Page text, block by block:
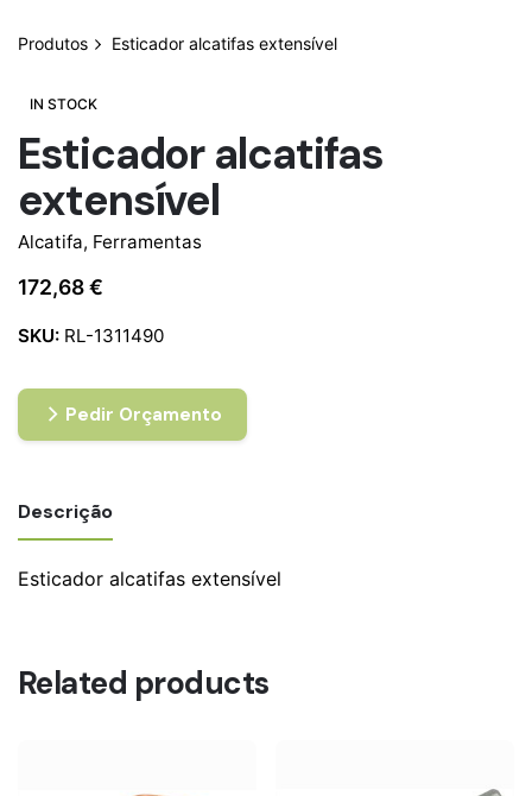
Produtos Esticador alcatifas extensível
IN STOCK
Esticador alcatifas
extensível
Alcatifa, Ferramentas
172,68€
SKU: RL-1311490
Pedir Orçamento
Descrição
Esticador alcatifas extensível
Related products